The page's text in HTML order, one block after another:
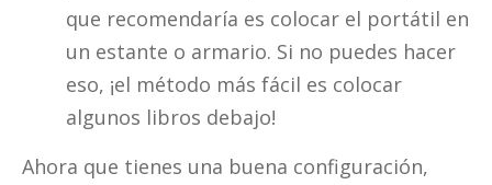
que recomendaría es colocar el portátil en
un estante o armario. Si no puedes hacer
eso, ¡el método más fácil es colocar
algunos libros debajo!
Ahora que tienes una buena configuración,